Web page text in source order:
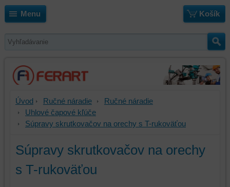
Menu Košík
Úvod Ručné náradie
Ručné náradie
Uhlové čapové kľúče
Súpravy skrutkovačov na orechy s T-rukoväťou
Súpravy skrutkovačov na orechy
s T-rukoväťou